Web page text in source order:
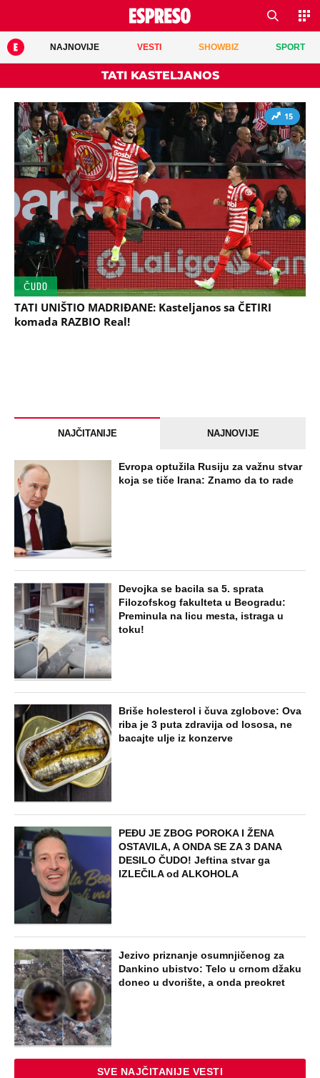
NAJNOVIJE VESTI SHOWBIZ SPORT
TATI KASTELJANOS
15
ČUDO
TATI UNIŠTIO MADRIĐANE: Kasteljanos sa ČETIRI
komada RAZBIO Real!
NAJČITANIJE NAJNOVIJE
Evropa optužila Rusiju za važnu stvar
koja se tiče Irana: Znamo da to rade
Devojka se bacila sa 5. sprata
Filozofskog fakulteta u Beogradu:
Preminula na licu mesta, istraga u
toku!
Briše holesterol i čuva zglobove: Ova
riba je 3 puta zdravija od lososa, ne
bacajte ulje iz konzerve
PEĐU JE ZBOG POROKA I ŽENA
OSTAVILA, A ONDA SE ZA 3 DANA
DESILO ČUDO! Jeftina stvar ga
IZLEČILA od ALKOHOLA
Jezivo priznanje osumnjičenog za
Dankino ubistvo: Telo u crnom džaku
doneo u dvorište, a onda preokret
SVE NAJČITANIJE VESTI